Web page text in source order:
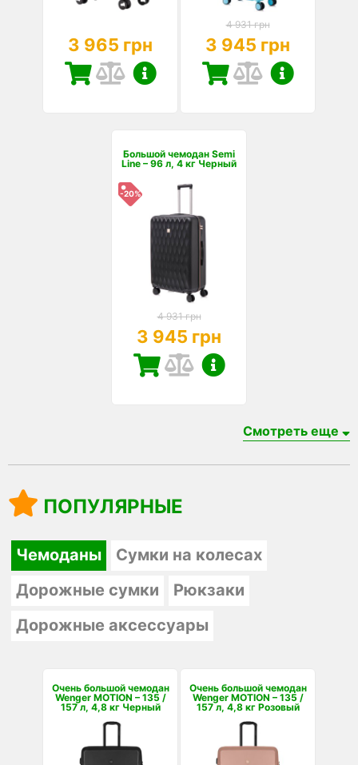
3 965 грн
4 931 грн
3 945 грн
Большой чемодан Semi
Line – 96 л, 4 кг Черный
-20%
4 931 грн
3 945 грн
Смотреть еще
ПОПУЛЯРНЫЕ
Чемоданы
Сумки на колесах
Дорожные сумки
Рюкзаки
Дорожные аксессуары
Очень большой чемодан
Wenger MOTION – 135 /
157 л, 4,8 кг Черный
Очень большой чемодан
Wenger MOTION – 135 /
157 л, 4,8 кг Розовый